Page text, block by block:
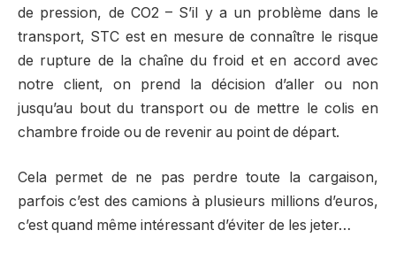
de pression, de CO2 – S’il y a un problème dans le
transport, STC est en mesure de connaître le risque
de rupture de la chaîne du froid et en accord avec
notre client, on prend la décision d’aller ou non
jusqu’au bout du transport ou de mettre le colis en
chambre froide ou de revenir au point de départ.
Cela permet de ne pas perdre toute la cargaison,
parfois c’est des camions à plusieurs millions d’euros,
c’est quand même intéressant d’éviter de les jeter…